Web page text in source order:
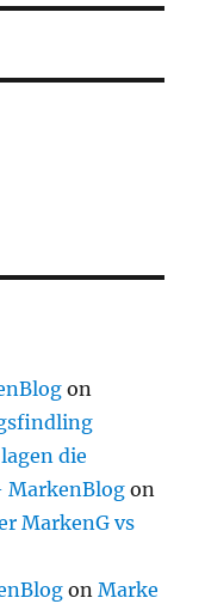
on
lagen die
MarkenBlogon
MarkenG vs
onMarke